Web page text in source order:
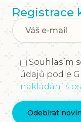
Registrace
Souhlasím
údajů podle
nakládání s